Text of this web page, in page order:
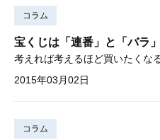
コラム
宝くじは「連番」と「バラ
考えれば考えるほど買いたくな
2015年03月02日
コラム